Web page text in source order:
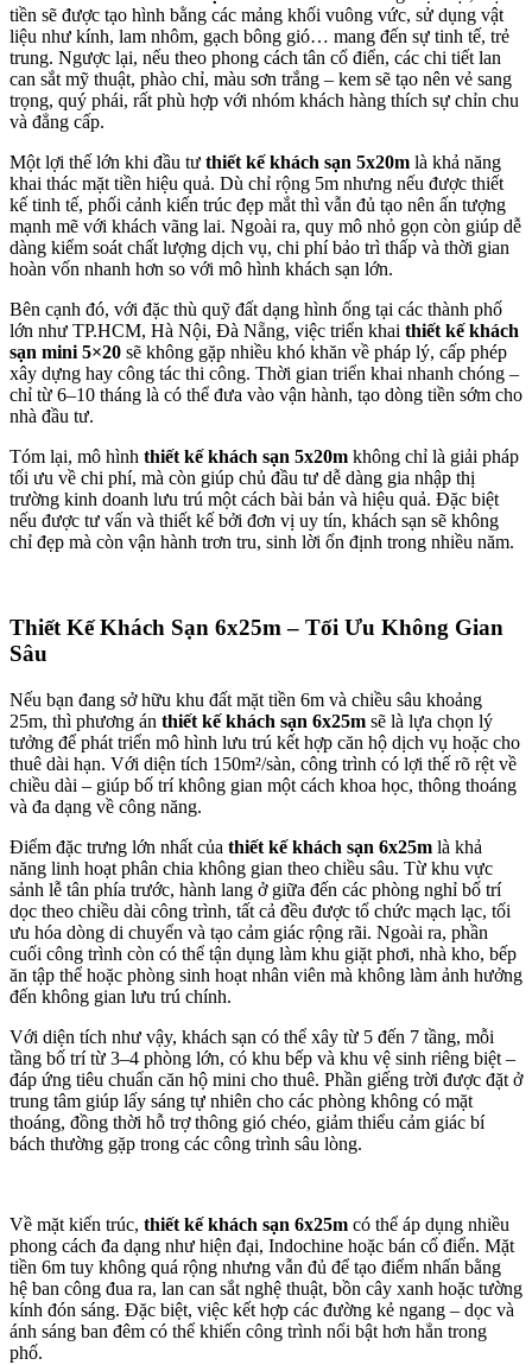
tiền sẽ được tạo hình bằng các mảng khối vuông vức, sử dụng vật
liệu như kính, lam nhôm, gạch bông gió… mang đến sự tinh tế, trẻ
trung. Ngược lại, nếu theo phong cách tân cổ điển, các chi tiết lan
can sắt mỹ thuật, phào chỉ, màu sơn trắng – kem sẽ tạo nên vẻ sang
trọng, quý phái, rất phù hợp với nhóm khách hàng thích sự chỉn chu
và đẳng cấp.
Một lợi thế lớn khi đầu tư thiết kế khách sạn 5x20m là khả năng
khai thác mặt tiền hiệu quả. Dù chỉ rộng 5m nhưng nếu được thiết
kế tinh tế, phối cảnh kiến trúc đẹp mắt thì vẫn đủ tạo nên ấn tượng
mạnh mẽ với khách vãng lai. Ngoài ra, quy mô nhỏ gọn còn giúp dễ
dàng kiểm soát chất lượng dịch vụ, chi phí bảo trì thấp và thời gian
hoàn vốn nhanh hơn so với mô hình khách sạn lớn.
Bên cạnh đó, với đặc thù quỹ đất dạng hình ống tại các thành phố
lớn như TP.HCM, Hà Nội, Đà Nẵng, việc triển khai thiết kế khách
sạn mini 5×20 sẽ không gặp nhiều khó khăn về pháp lý, cấp phép
xây dựng hay công tác thi công. Thời gian triển khai nhanh chóng –
chỉ từ 6–10 tháng là có thể đưa vào vận hành, tạo dòng tiền sớm cho
nhà đầu tư.
Tóm lại, mô hình thiết kế khách sạn 5x20m không chỉ là giải pháp
tối ưu về chi phí, mà còn giúp chủ đầu tư dễ dàng gia nhập thị
trường kinh doanh lưu trú một cách bài bản và hiệu quả. Đặc biệt
nếu được tư vấn và thiết kế bởi đơn vị uy tín, khách sạn sẽ không
chỉ đẹp mà còn vận hành trơn tru, sinh lời ổn định trong nhiều năm.
Thiết Kế Khách Sạn 6x25m – Tối Ưu Không Gian
Sâu
Nếu bạn đang sở hữu khu đất mặt tiền 6m và chiều sâu khoảng
25m, thì phương án thiết kế khách sạn 6x25m sẽ là lựa chọn lý
tưởng để phát triển mô hình lưu trú kết hợp căn hộ dịch vụ hoặc cho
thuê dài hạn. Với diện tích 150m²/sàn, công trình có lợi thế rõ rệt về
chiều dài – giúp bố trí không gian một cách khoa học, thông thoáng
và đa dạng về công năng.
Điểm đặc trưng lớn nhất của thiết kế khách sạn 6x25m là khả
năng linh hoạt phân chia không gian theo chiều sâu. Từ khu vực
sảnh lễ tân phía trước, hành lang ở giữa đến các phòng nghỉ bố trí
dọc theo chiều dài công trình, tất cả đều được tổ chức mạch lạc, tối
ưu hóa dòng di chuyển và tạo cảm giác rộng rãi. Ngoài ra, phần
cuối công trình còn có thể tận dụng làm khu giặt phơi, nhà kho, bếp
ăn tập thể hoặc phòng sinh hoạt nhân viên mà không làm ảnh hưởng
đến không gian lưu trú chính.
Với diện tích như vậy, khách sạn có thể xây từ 5 đến 7 tầng, mỗi
tầng bố trí từ 3–4 phòng lớn, có khu bếp và khu vệ sinh riêng biệt –
đáp ứng tiêu chuẩn căn hộ mini cho thuê. Phần giếng trời được đặt ở
trung tâm giúp lấy sáng tự nhiên cho các phòng không có mặt
thoáng, đồng thời hỗ trợ thông gió chéo, giảm thiểu cảm giác bí
bách thường gặp trong các công trình sâu lòng.
Về mặt kiến trúc, thiết kế khách sạn 6x25m có thể áp dụng nhiều
phong cách đa dạng như hiện đại, Indochine hoặc bán cổ điển. Mặt
tiền 6m tuy không quá rộng nhưng vẫn đủ để tạo điểm nhấn bằng
hệ ban công đua ra, lan can sắt nghệ thuật, bồn cây xanh hoặc tường
kính đón sáng. Đặc biệt, việc kết hợp các đường kẻ ngang – dọc và
ánh sáng ban đêm có thể khiến công trình nổi bật hơn hẳn trong
phố.